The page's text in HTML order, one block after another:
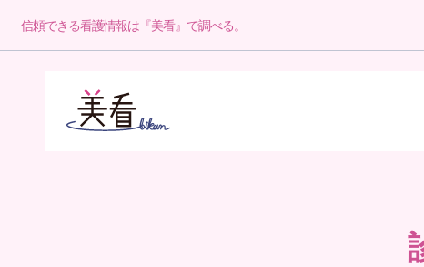
信頼できる看護情報は『美看』で調べる。